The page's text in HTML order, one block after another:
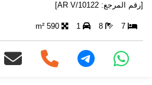
[رقم المرجع: AR V/10122]
7
8
1
590 m²